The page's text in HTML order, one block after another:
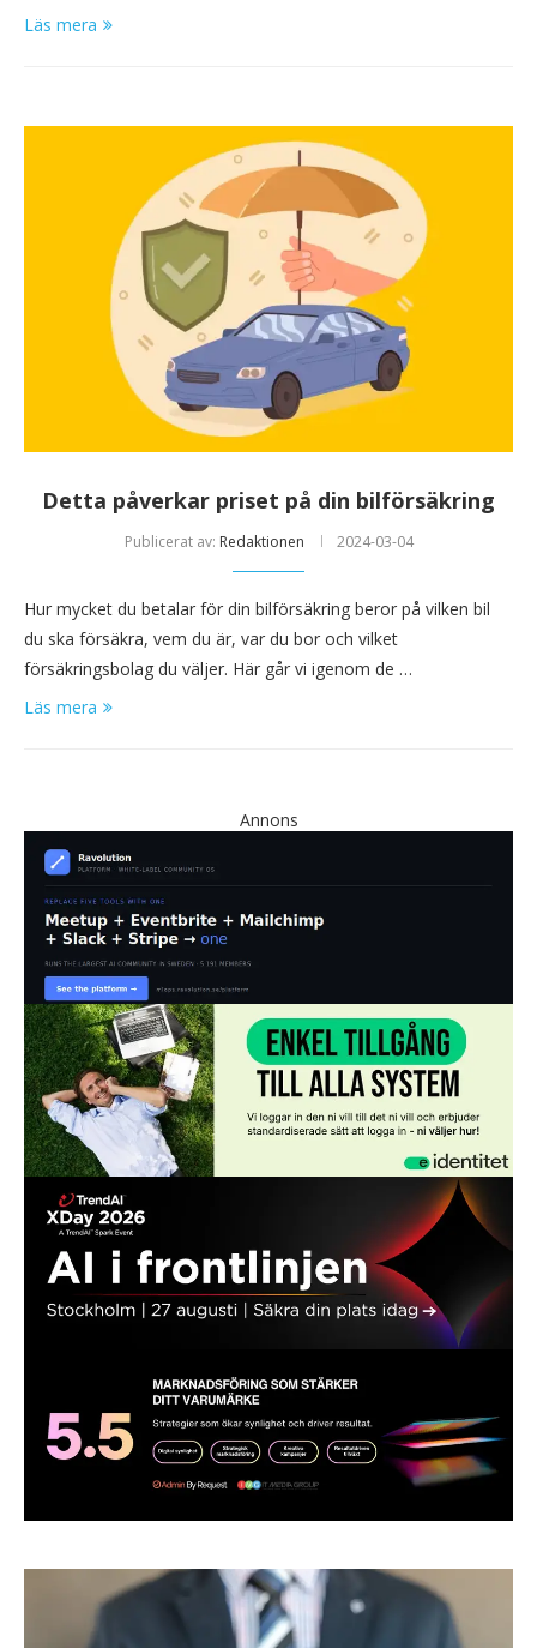
Läs mera
Detta påverkar priset på din bilförsäkring
Publicerat av: Redaktionen 2024-03-04
Hur mycket du betalar för din bilförsäkring beror på vilken bil
du ska försäkra, vem du är, var du bor och vilket
försäkringsbolag du väljer. Här går vi igenom de …
Läs mera
Annons